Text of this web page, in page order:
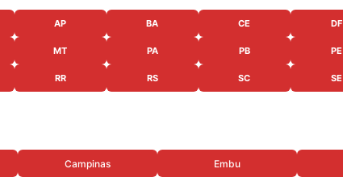
AP BA CE DF
MT PA PB PE
RR RS SC SE
Campinas Embu